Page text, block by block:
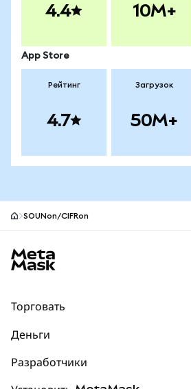
4.4 10M+
App Store
Рейтинг
4.7
Загрузок
50M+
SOUNon/CIFRon
Торговать
Прогнозы
Деньги
Разработчики